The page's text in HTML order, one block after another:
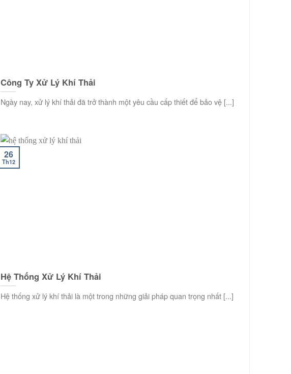
Công Ty Xử Lý Khí Thải
Ngày nay, xử lý khí thải đã trở thành một yêu cầu cấp thiết để bảo vệ [...]
Hệ Thống Xử Lý Khí Thải
Hệ thống xử lý khí thải là một trong những giải pháp quan trọng nhất [...]
26
Th12